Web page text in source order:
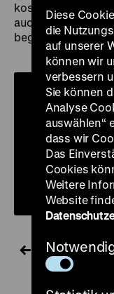
kostenfreien
auch anders
begrenzt, eine
Alle
Diese
die
auf unserer
können wir
verbessern
Sie können
Analyse
auswählen“
dass wir
Das
Cookies
Weitere
Website